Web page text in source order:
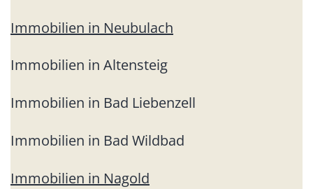
Immobilien in Neubulach
Immobilien in Altensteig
Immobilien in Bad Liebenzell
Immobilien in Bad Wildbad
Immobilien in Nagold